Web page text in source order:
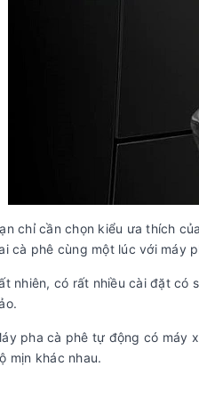
chỉ cần chọn kiểu ưa thích
cà phê cùng một lúc với máy
nhiên, có rất nhiều cài đặt có
pha cà phê tự động có máy
mịn khác nhau.